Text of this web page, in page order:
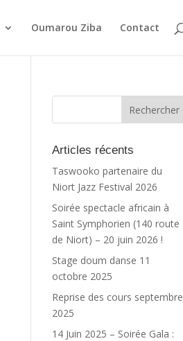
Oumarou Ziba Contact
Articles récents
Taswooko partenaire du
Niort Jazz Festival 2026
Soirée spectacle africain à
Saint Symphorien (140 route
de Niort) – 20 juin 2026 !
Stage doum danse 11
octobre 2025
Reprise des cours septembre
2025
14 Juin 2025 – Soirée Gala :